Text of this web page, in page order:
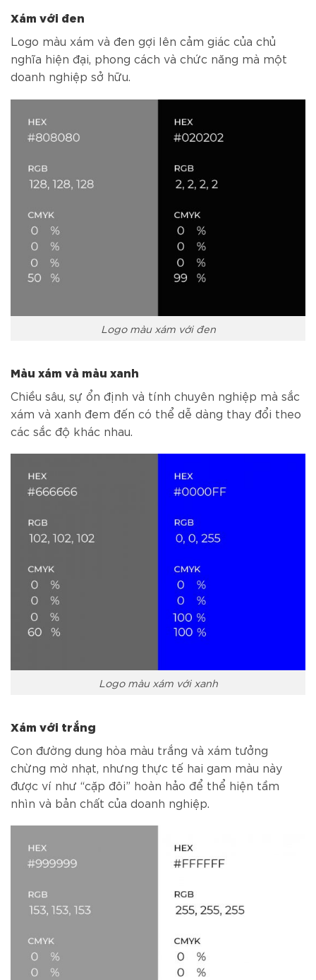
Xám với đen
Logo màu xám và đen gợi lên cảm giác của chủ
nghĩa hiện đại, phong cách và chức năng mà một
doanh nghiệp sở hữu.
Logo màu xám với đen
Màu xám và màu xanh
Chiều sâu, sự ổn định và tính chuyên nghiệp mà sắc
xám và xanh đem đến có thể dễ dàng thay đổi theo
các sắc độ khác nhau.
Logo màu xám với xanh
Xám với trắng
Con đường dung hòa màu trắng và xám tưởng
chừng mờ nhạt, nhưng thực tế hai gam màu này
được ví như “cặp đôi” hoàn hảo để thể hiện tầm
nhìn và bản chất của doanh nghiệp.